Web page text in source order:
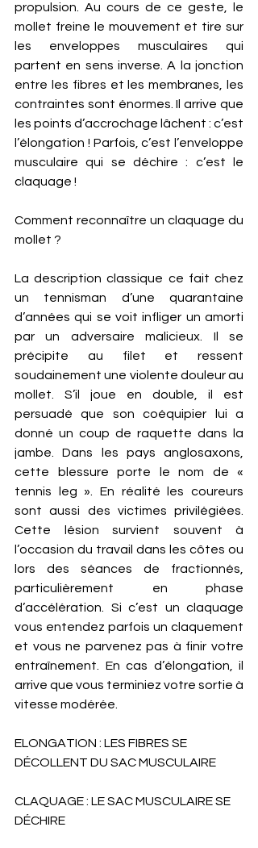
propulsion. Au cours de ce geste, le
mollet freine le mouvement et tire sur
les enveloppes musculaires qui
partent en sens inverse. A la jonction
entre les fibres et les membranes, les
contraintes sont énormes. Il arrive que
les points d’accrochage lâchent : c’est
l’élongation ! Parfois, c’est l’enveloppe
musculaire qui se déchire : c’est le
claquage !
Comment reconnaître un claquage du
mollet ?
La description classique ce fait chez
un tennisman d’une quarantaine
d’années qui se voit infliger un amorti
par un adversaire malicieux. Il se
précipite au filet et ressent
soudainement une violente douleur au
mollet. S’il joue en double, il est
persuadé que son coéquipier lui a
donné un coup de raquette dans la
jambe. Dans les pays anglosaxons,
cette blessure porte le nom de «
tennis leg ». En réalité les coureurs
sont aussi des victimes privilégiées.
Cette lésion survient souvent à
l’occasion du travail dans les côtes ou
lors des séances de fractionnés,
particulièrement en phase
d’accélération. Si c’est un claquage
vous entendez parfois un claquement
et vous ne parvenez pas à finir votre
entraînement. En cas d’élongation, il
arrive que vous terminiez votre sortie à
vitesse modérée.
ELONGATION : LES FIBRES SE
DÉCOLLENT DU SAC MUSCULAIRE
CLAQUAGE : LE SAC MUSCULAIRE SE
DÉCHIRE